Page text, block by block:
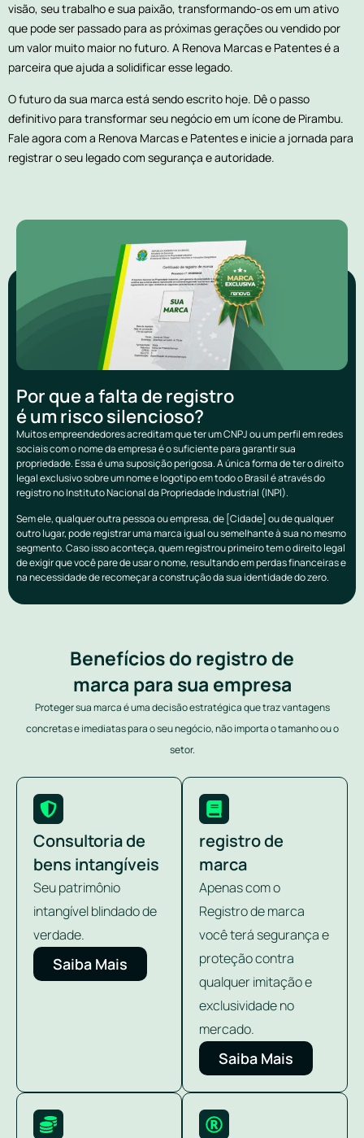
visão, seu trabalho e sua paixão, transformando-os em um ativo
que pode ser passado para as próximas gerações ou vendido por
um valor muito maior no futuro. A Renova Marcas e Patentes é a
parceira que ajuda a solidificar esse legado.
O futuro da sua marca está sendo escrito hoje. Dê o passo
definitivo para transformar seu negócio em um ícone de Pirambu.
Fale agora com a Renova Marcas e Patentes e inicie a jornada para
registrar o seu legado com segurança e autoridade.
Por que a falta de registro
é um risco silencioso?
Muitos empreendedores acreditam que ter um CNPJ ou um perfil em redes
sociais com o nome da empresa é o suficiente para garantir sua
propriedade. Essa é uma suposição perigosa. A única forma de ter o direito
legal exclusivo sobre um nome e logotipo em todo o Brasil é através do
registro no Instituto Nacional da Propriedade Industrial (INPI).
Sem ele, qualquer outra pessoa ou empresa, de [Cidade] ou de qualquer
outro lugar, pode registrar uma marca igual ou semelhante à sua no mesmo
segmento. Caso isso aconteça, quem registrou primeiro tem o direito legal
de exigir que você pare de usar o nome, resultando em perdas financeiras e
na necessidade de recomeçar a construção da sua identidade do zero.
Benefícios do registro de
marca para sua empresa
Proteger sua marca é uma decisão estratégica que traz vantagens
concretas e imediatas para o seu negócio, não importa o tamanho ou o
setor.
Consultoria de
bens intangíveis
Seu patrimônio
intangível blindado de
verdade.
Saiba Mais
registro de
marca
Apenas com o
Registro de marca
você terá segurança e
proteção contra
qualquer imitação e
exclusividade no
mercado.
Saiba Mais